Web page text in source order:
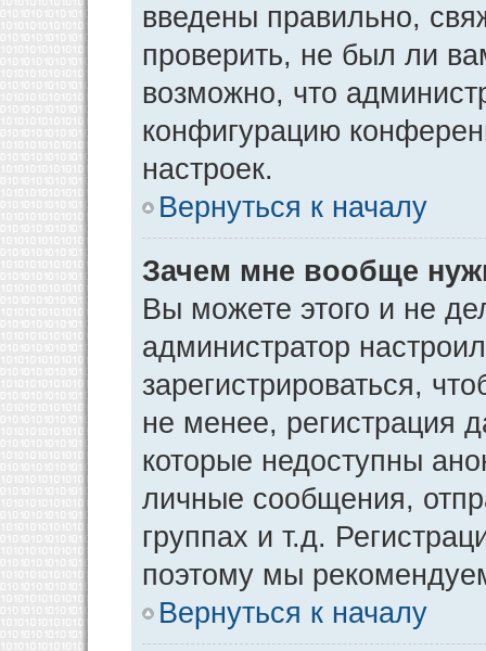
введены правильно,
проверить, не был ли
возможно, что
конфигурацию
настроек.
Вернуться к началу
Зачем мне вообще
Вы можете этого и не
администратор
зарегистрироваться,
не менее, регистрация
которые недоступны
личные сообщения,
группах и т.д.
поэтому мы
Вернуться к началу